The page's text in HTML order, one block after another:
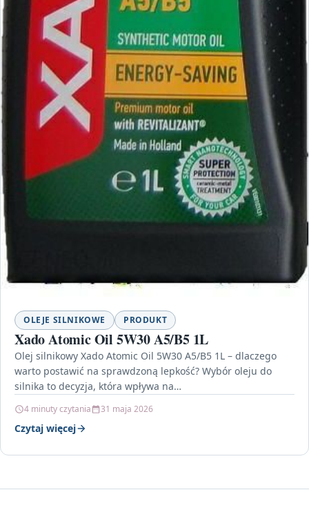
OLEJE SILNIKOWE PRODUKT
Xado Atomic Oil 5W30 A5/B5 1L
Olej silnikowy Xado Atomic Oil 5W30 A5/B5 1L – dlaczego
warto postawić na sprawdzoną lepkość? Wybór oleju do
silnika to decyzja, która wpływa na…
4 minuty czytania 31 maja 2026
Czytaj więcej